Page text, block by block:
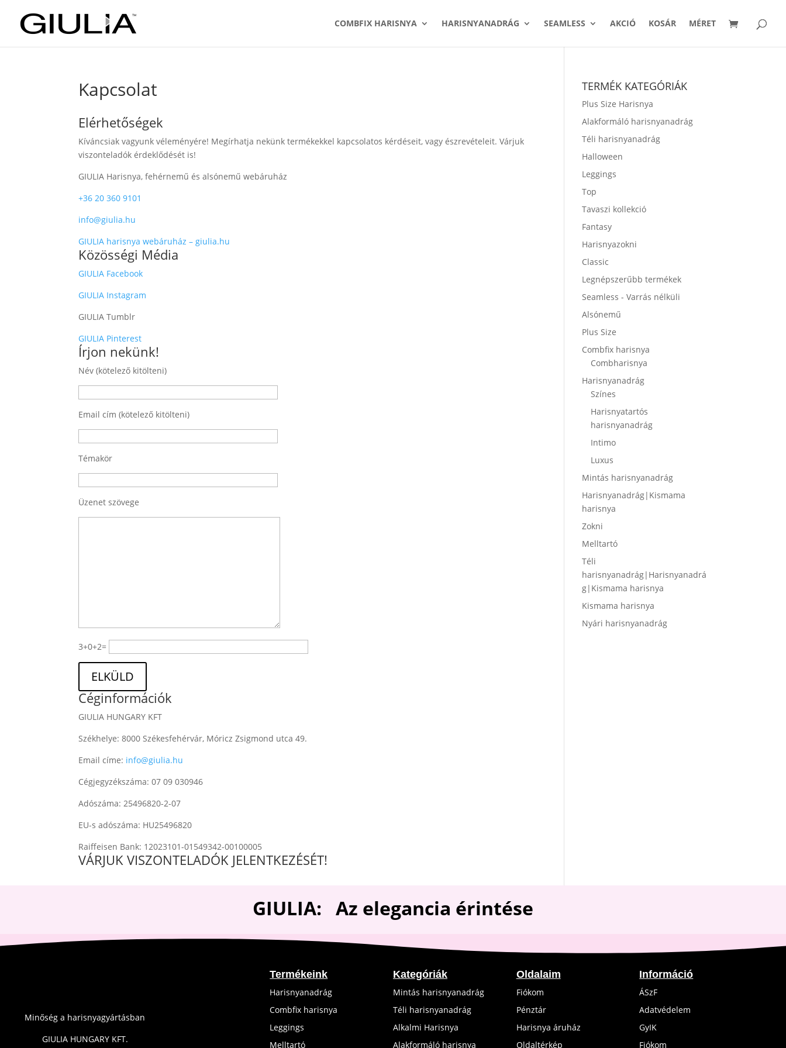
COMBFIX HARISNYA HARISNYANADRÁG SEAMLESS AKCIÓ KOSÁR MÉRET
Kapcsolat
Elérhetőségek
Kíváncsiak vagyunk véleményére! Megírhatja nekünk termékekkel kapcsolatos kérdéseit, vagy észrevételeit. Várjuk
viszonteladók érdeklődését is!
GIULIA Harisnya, fehérnemű és alsónemű webáruház
+36 20 360 9101
info@giulia.hu
GIULIA harisnya webáruház – giulia.hu
Közösségi Média
GIULIA Facebook
GIULIA Instagram
GIULIA Tumblr
GIULIA Pinterest
Írjon nekünk!
Név (kötelező kitölteni)
Email cím (kötelező kitölteni)
Témakör
Üzenet szövege
3+0+2=
ELKÜLD
Céginformációk
GIULIA HUNGARY KFT
Székhelye: 8000 Székesfehérvár, Móricz Zsigmond utca 49.
Email címe: info@giulia.hu
Cégjegyzékszáma: 07 09 030946
Adószáma: 25496820-2-07
EU-s adószáma: HU25496820
Raiffeisen Bank: 12023101-01549342-00100005
VÁRJUK VISZONTELADÓK JELENTKEZÉSÉT!
TERMÉK KATEGÓRIÁK
Plus Size Harisnya
Alakformáló harisnyanadrág
Téli harisnyanadrág
Halloween
Leggings
Top
Tavaszi kollekció
Fantasy
Harisnyazokni
Classic
Legnépszerűbb termékek
Seamless - Varrás nélküli
Alsónemű
Plus Size
Combfix harisnya
Combharisnya
Harisnyanadrág
Színes
Harisnyatartós
harisnyanadrág
Intimo
Luxus
Mintás harisnyanadrág
Harisnyanadrág|Kismama
harisnya
Zokni
Melltartó
Téli
harisnyanadrág|Harisnyanadrá
g|Kismama harisnya
Kismama harisnya
Nyári harisnyanadrág
GIULIA: Az elegancia érintése
Minőség a harisnyagyártásban
GIULIA HUNGARY KFT.
Termékeink
Harisnyanadrág
Combfix harisnya
Leggings
Melltartó
Kategóriák
Mintás harisnyanadrág
Téli harisnyanadrág
Alkalmi Harisnya
Alakformáló harisnya
Oldalaim
Fiókom
Pénztár
Harisnya áruház
Oldaltérkép
Információ
ÁSzF
Adatvédelem
GyIK
Fiókom